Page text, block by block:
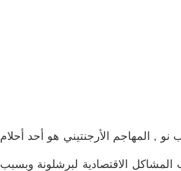
, المهاجم الأرجنتيني هو أحد أحلام
الاقتصادية لبرشلونة وبسبب